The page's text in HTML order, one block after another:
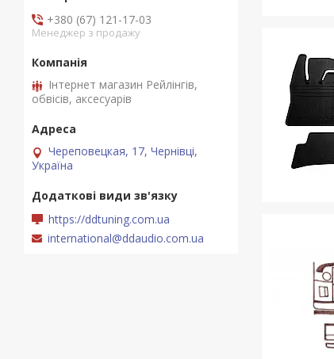
+380 (67) 121-17-03
Менеджер з продажу
Інтернет магазин Рейлінгів,
обвісів, аксесуарів
Череповецкая, 17, Чернівці,
Україна
https://ddtuning.com.ua
international@ddaudio.com.ua